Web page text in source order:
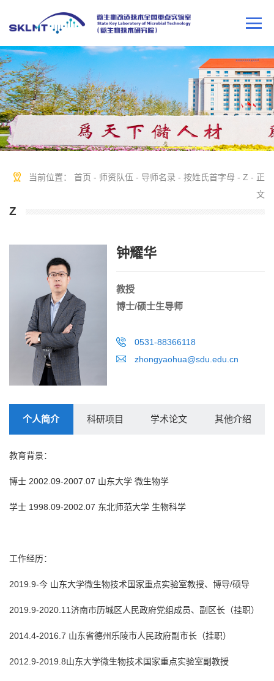
当前位置： 首页 - 师资队伍 - 导师名录 - 按姓氏首字母 - Z - 正
文
Z
钟耀华
教授
博士/硕士生导师
0531-88366118
zhongyaohua@sdu.edu.cn
个人简介 科研项目 学术论文 其他介绍
教育背景：
博士 2002.09-2007.07 山东大学 微生物学
学士 1998.09-2002.07 东北师范大学 生物科学
工作经历：
2019.9-今 山东大学微生物技术国家重点实验室教授、博导/硕导
2019.9-2020.11济南市历城区人民政府党组成员、副区长（挂职）
2014.4-2016.7 山东省德州乐陵市人民政府副市长（挂职）
2012.9-2019.8山东大学微生物技术国家重点实验室副教授